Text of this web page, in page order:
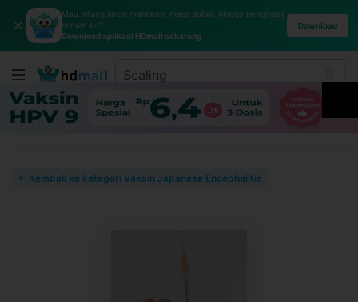
✕
Mau hitung kalori makanan, masa subur, hingga pengingat
minum air?
Download aplikasi HDmall sekarang
Download
← Kembali ke kategori Vaksin Japanese Encephalitis